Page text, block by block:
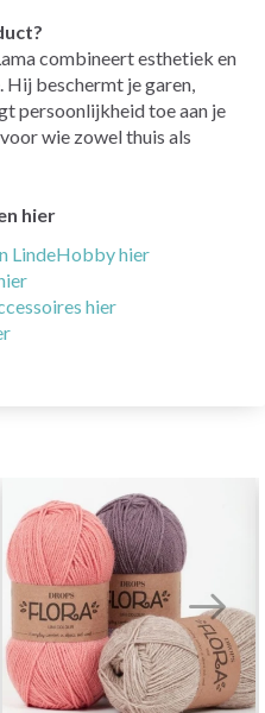
combineert esthetiek en
beschermt je garen,
persoonlijkheid toe aan je
wie zowel thuis als
hier
LindeHobby hier
hier